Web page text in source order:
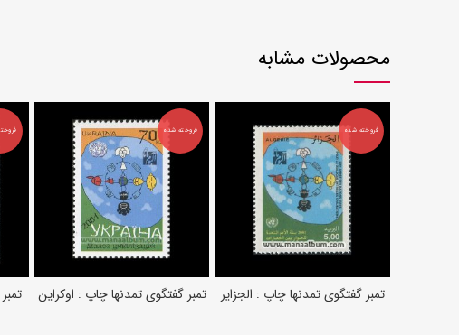
محصولات مشابه
فروخته شده
اطلاعات بیشتر
تمبر گفتگوی تمدنها چاپ : الجزایر
فروخته شده
اطلاعات بیشتر
تمبر گفتگوی تمدنها چاپ : اوکراین